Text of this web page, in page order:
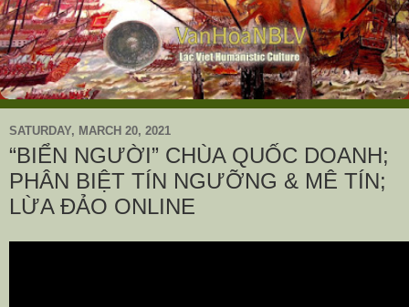
SATURDAY, MARCH 20, 2021
“BIỂN NGƯỜI” CHÙA QUỐC DOANH;
PHÂN BIỆT TÍN NGƯỠNG & MÊ TÍN;
LỪA ĐẢO ONLINE